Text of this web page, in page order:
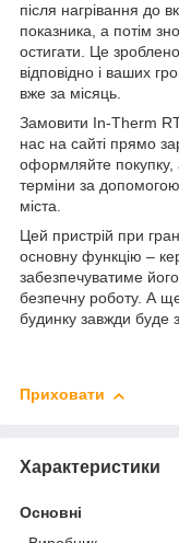
після нагрівання до
показника, а потім
остигати. Це
відповідно і ваших
вже за місяць.
Замовити In-Therm
нас на сайті прямо
оформляйте покупку,
терміни за
міста.
Цей пристрій при
основну функцію –
забезпечуватиме
безпечну роботу. А
будинку завжди буде
Приховати
Характеристики
Основні